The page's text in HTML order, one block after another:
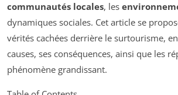
communautés locales, les
dynamiques sociales. Cet article se
vérités cachées derrière le surtourisme,
causes, ses conséquences, ainsi que les
phénomène grandissant.